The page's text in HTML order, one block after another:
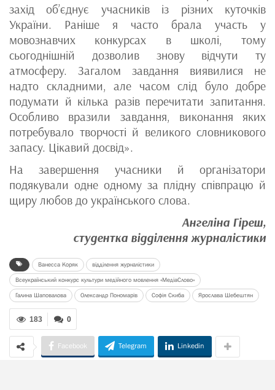
захід об’єднує учасників із різних куточків
України. Раніше я часто брала участь у
мовознавчих конкурсах в школі, тому
сьогоднішній дозволив знову відчути ту
атмосферу. Загалом завдання виявилися не
надто складними, але часом слід було добре
подумати й кілька разів перечитати запитання.
Особливо вразили завдання, виконання яких
потребувало творчості й великого словникового
запасу. Цікавий досвід».
На завершення учасники й організатори
подякували одне одному за плідну співпрацю й
щиру любов до українського слова.
Ангеліна Гіреш,
студентка відділення журналістики
Ванесса Коряк відділення журналістики
Всеукраїнський конкурс культури медійного мовлення «МедіаСлово»
Галина Шаповалова Олександр Пономарів Софія Скиба Ярослава Шебештян
0
183
Facebook Telegram Linkedin